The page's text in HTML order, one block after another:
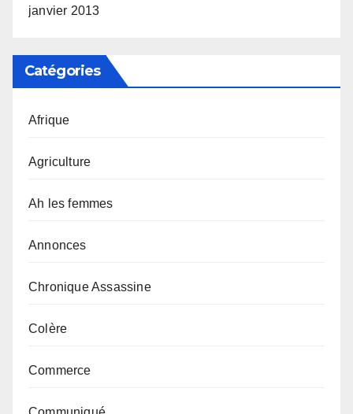
janvier 2013
Catégories
Afrique
Agriculture
Ah les femmes
Annonces
Chronique Assassine
Colère
Commerce